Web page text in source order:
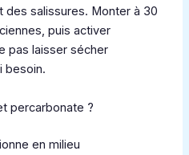
des salissures. Monter à 30
puis activer
pas laisser sécher
besoin.
percarbonate ?
en milieu